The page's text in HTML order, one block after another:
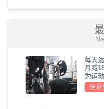
每天
月减
为运
健身